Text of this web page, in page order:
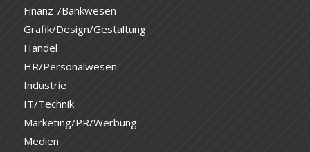
Finanz-/Bankwesen
Grafik/Design/Gestaltung
Handel
HR/Personalwesen
Industrie
IT/Technik
Marketing/PR/Werbung
Medien